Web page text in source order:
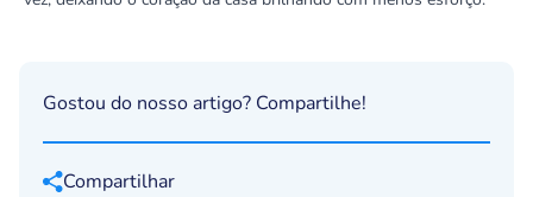
Gostou do nosso artigo? Compartilhe!
Compartilhar